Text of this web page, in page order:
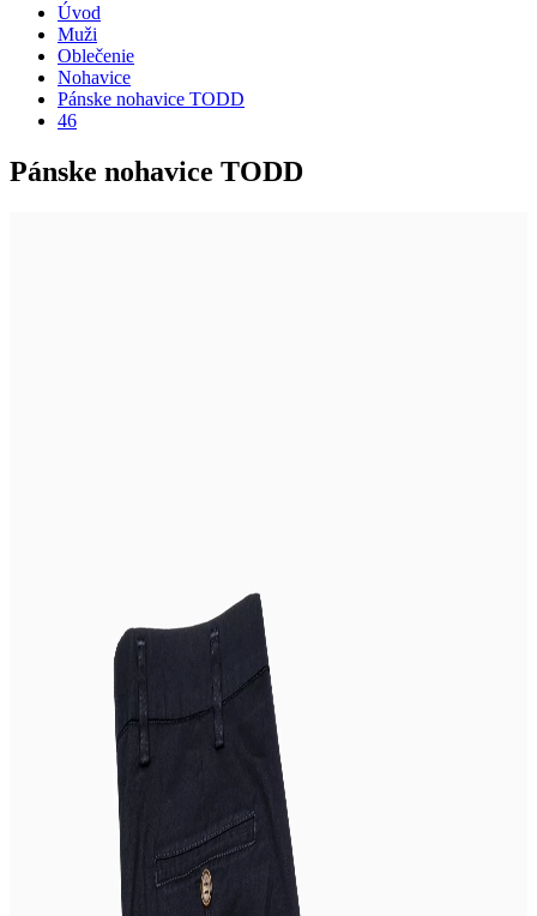
Úvod
Muži
Oblečenie
Nohavice
Pánske nohavice TODD
46
Pánske nohavice TODD